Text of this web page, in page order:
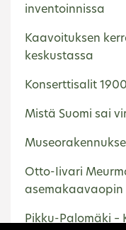
inventoinnissa
Kaavoituksen
keskustassa
Konserttisalit
Mistä Suomi sai
Otto-Iivari
Pikku-Palomäki –